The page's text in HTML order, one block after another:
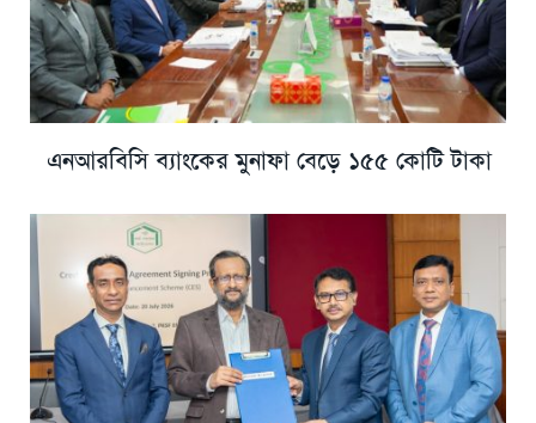
এনআরবিসি ব্যাংকের মুনাফা বেড়ে ১৫৫ কোটি টাকা